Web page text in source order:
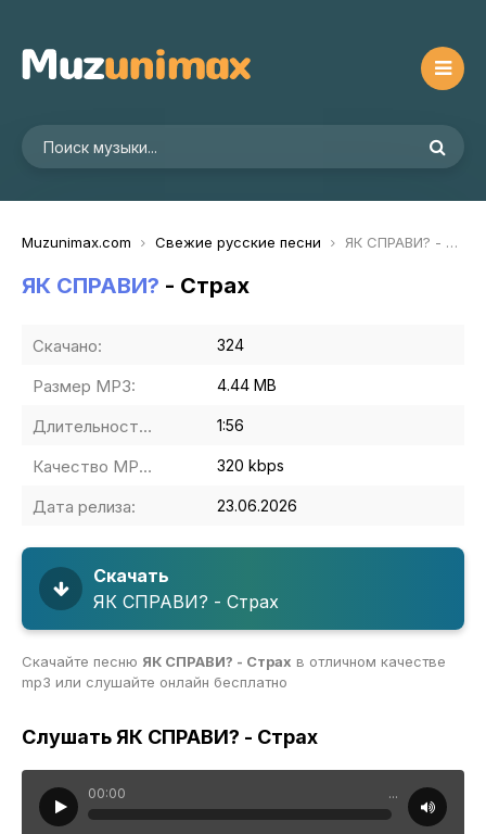
Muzunimax.com Свежие русские песни ЯК СПРАВИ? - Страх
ЯК СПРАВИ? - Страх
Скачано: 324
Размер MP3: 4.44 MB
Длительность MP3: 1:56
Качество MP3: 320 kbps
Дата релиза: 23.06.2026
Скачать
ЯК СПРАВИ? - Страх
Скачайте песню ЯК СПРАВИ? - Страх в отличном качестве
mp3 или слушайте онлайн бесплатно
Слушать ЯК СПРАВИ? - Страх
00:00 ...